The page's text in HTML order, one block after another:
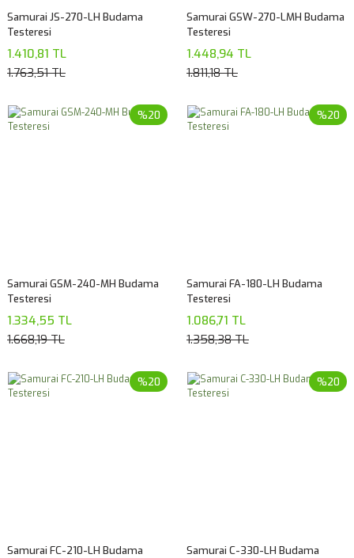
Samurai JS-270-LH Budama
Testeresi
1.410,81 TL
1.763,51 TL
Samurai GSW-270-LMH Budama
Testeresi
1.448,94 TL
1.811,18 TL
%20
Samurai GSM-240-MH Budama
Testeresi
1.334,55 TL
1.668,19 TL
%20
Samurai FA-180-LH Budama
Testeresi
1.086,71 TL
1.358,38 TL
%20
Samurai FC-210-LH Budama
%20
Samurai C-330-LH Budama